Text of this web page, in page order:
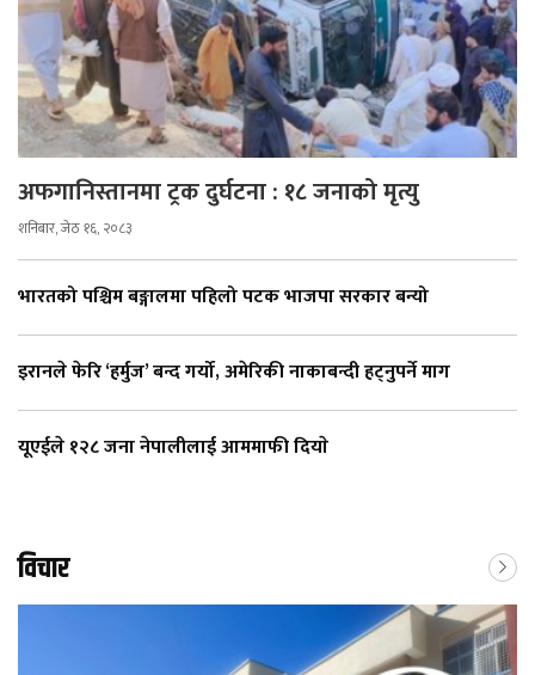
अफगानिस्तानमा ट्रक दुर्घटना : १८ जनाको मृत्यु
शनिबार, जेठ १६, २०८३
भारतको पश्चिम बङ्गालमा पहिलो पटक भाजपा सरकार बन्यो
इरानले फेरि ‘हर्मुज’ बन्द गर्यो, अमेरिकी नाकाबन्दी हट्नुपर्ने माग
यूएईले १२८ जना नेपालीलाई आममाफी दियाे
विचार